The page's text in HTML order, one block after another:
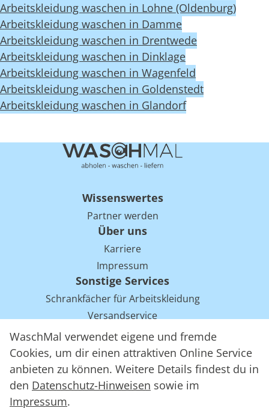
WaschMal verwendet eigene und fremde
Cookies, um dir einen attraktiven Online Service
anbieten zu können. Weitere Details findest du in
den Datenschutz-Hinweisen sowie im
Impressum.
Arbeitskleidung waschen in Lohne (Oldenburg)
Arbeitskleidung waschen in Damme
Arbeitskleidung waschen in Drentwede
Arbeitskleidung waschen in Dinklage
Arbeitskleidung waschen in Wagenfeld
Arbeitskleidung waschen in Goldenstedt
Arbeitskleidung waschen in Glandorf
Wissenswertes
Partner werden
Über uns
Karriere
Impressum
Sonstige Services
Schrankfächer für Arbeitskleidung
Versandservice
Einsparpotentiale für Mietwäsche bei Arbeitskleidung
Arbeitskleidung Tracking mit RFID
WaschMal GmbH 2016 – 2026